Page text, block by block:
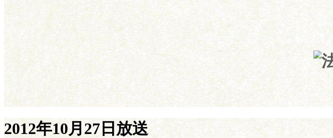
2012年10月27日放送